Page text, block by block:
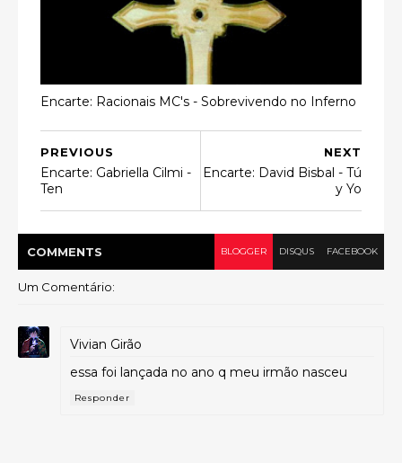
Encarte: Racionais MC's - Sobrevivendo no Inferno
NEXT
Encarte: David Bisbal - Tú
y Yo
PREVIOUS
Encarte: Gabriella Cilmi -
Ten
COMMENTS BLOGGER DISQUS FACEBOOK
Um Comentário:
Vivian Girão
essa foi lançada no ano q meu irmão nasceu
Responder